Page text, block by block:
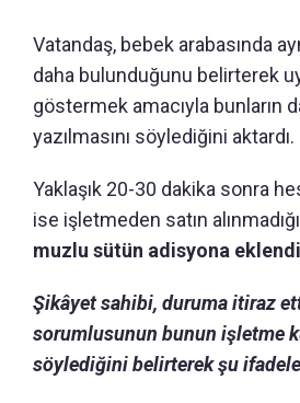
Vatandaş, bebek arabasında
daha bulunduğunu belirterek
göstermek amacıyla bunların
yazılmasını söylediğini aktardı.
Yaklaşık 20-30 dakika sonra
ise işletmeden satın
muzlu sütün adisyona
Şikâyet sahibi, duruma itiraz
sorumlusunun bunun işletme
söylediğini belirterek şu